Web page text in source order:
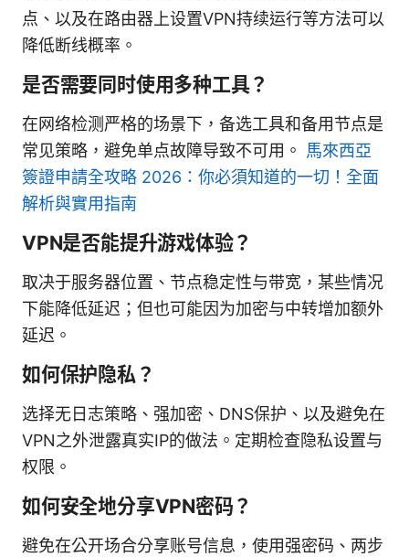
点、以及在路由器上设置VPN持续运行等方法可以
降低断线概率。
是否需要同时使用多种工具？
在网络检测严格的场景下，备选工具和备用节点是
常见策略，避免单点故障导致不可用。 馬來西亞
簽證申請全攻略 2026：你必須知道的一切！全面
解析與實用指南
VPN是否能提升游戏体验？
取决于服务器位置、节点稳定性与带宽，某些情况
下能降低延迟；但也可能因为加密与中转增加额外
延迟。
如何保护隐私？
选择无日志策略、强加密、DNS保护、以及避免在
VPN之外泄露真实IP的做法。定期检查隐私设置与
权限。
如何安全地分享VPN密码？
避免在公开场合分享账号信息，使用强密码、两步